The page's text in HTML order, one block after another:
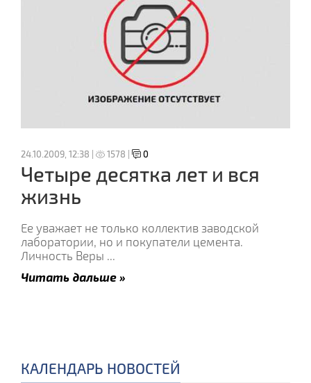
24.10.2009, 12:38 | 1578 | 0
Четыре десятка лет и вся
жизнь
Ее уважает не только коллектив заводской
лаборатории, но и покупатели цемента.
Личность Веры ...
Читать дальше »
КАЛЕНДАРЬ НОВОСТЕЙ